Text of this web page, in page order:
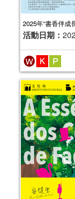
2025年“書香伴成
活動日期：